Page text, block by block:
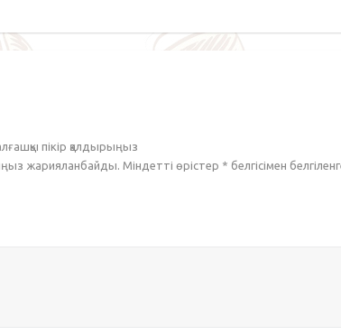
пікір қалдырыңыз
жарияланбайды. Міндетті өрістер * белгісімен